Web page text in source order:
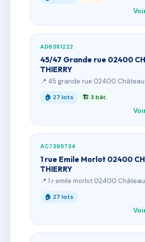
AD6381222
45/47 Grande rue 02400
THIERRY
📍 45 grande rue 02400
🏠 27 lots 🏗 3 bât.
AC7395734
1 rue Emile Morlot 02400
THIERRY
📍 1 r emile morlot 02400
🏠 27 lots